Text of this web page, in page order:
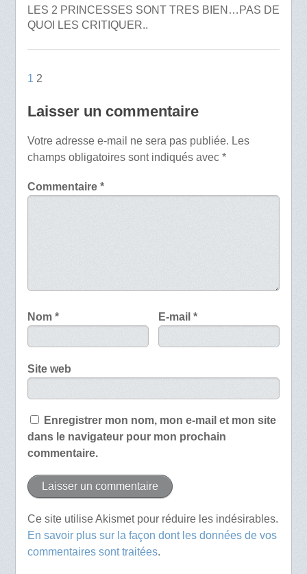
LES 2 PRINCESSES SONT TRES BIEN…PAS DE
QUOI LES CRITIQUER..
1 2
Laisser un commentaire
Votre adresse e-mail ne sera pas publiée. Les
champs obligatoires sont indiqués avec *
Commentaire *
Nom * E-mail*
Site web
Enregistrer mon nom, mon e-mail et mon site
dans le navigateur pour mon prochain
commentaire.
Ce site utilise Akismet pour réduire les indésirables.
En savoir plus sur la façon dont les données de vos
commentaires sont traitées.